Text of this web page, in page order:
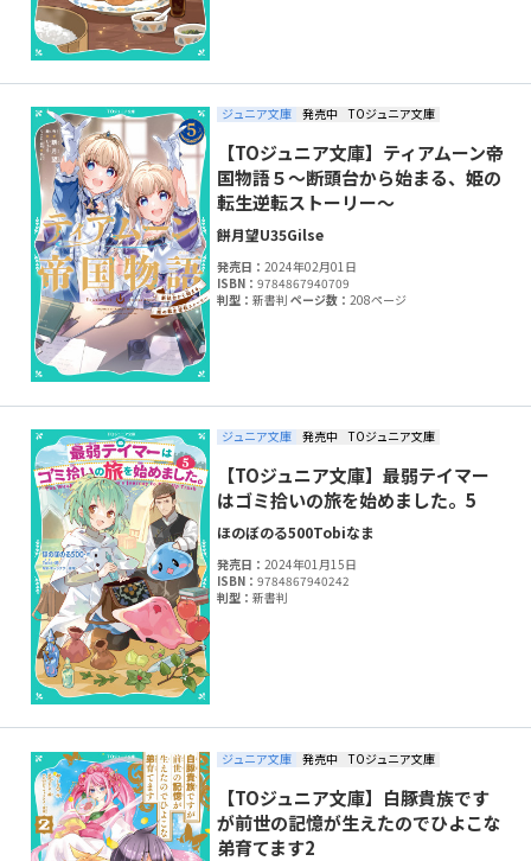
ジュニア文庫 発売中 TOジュニア文庫
【TOジュニア文庫】ティアムーン帝
国物語５～断頭台から始まる、姫の
転生逆転ストーリー～
餅月望U35Gilse
発売日：2024年02月01日
ISBN：9784867940709
判型：新書判ページ数：208ページ
ジュニア文庫 発売中 TOジュニア文庫
【TOジュニア文庫】最弱テイマー
はゴミ拾いの旅を始めました。5
ほのぼのる500Tobiなま
発売日：2024年01月15日
ISBN：9784867940242
判型：新書判
ジュニア文庫 発売中 TOジュニア文庫
【TOジュニア文庫】白豚貴族です
が前世の記憶が生えたのでひよこな
弟育てます2